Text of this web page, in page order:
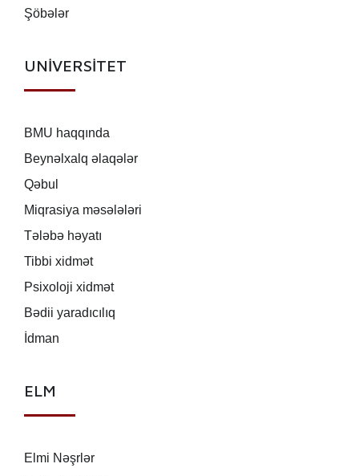
Şöbələr
UNİVERSİTET
BMU haqqında
Beynəlxalq əlaqələr
Qəbul
Miqrasiya məsələləri
Tələbə həyatı
Tibbi xidmət
Psixoloji xidmət
Bədii yaradıcılıq
İdman
ELM
Elmi Nəşrlər